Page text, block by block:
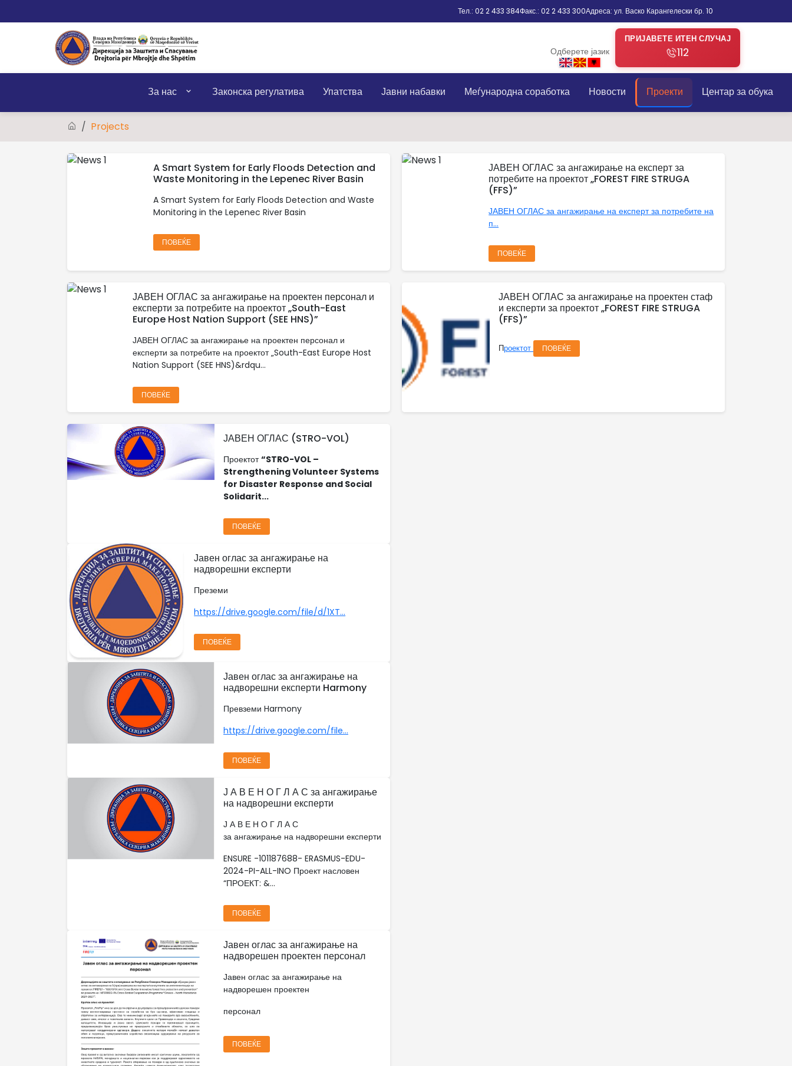
Тел.: 02 2 433 384Факс.: 02 2 433 300Адреса: ул. Васко Карангелески бр. 10
Одберете јазик
ПРИЈАВЕТЕ ИТЕН СЛУЧАЈ
112
За нас Законска регулатива Упатства Јавни набавки Меѓународна соработка Новости Проекти Центар за обука
Projects
A Smart System for Early Floods Detection and
Waste Monitoring in the Lepenec River Basin
A Smart System for Early Floods Detection and Waste
Monitoring in the Lepenec River Basin
ПОВЕЌЕ
ЈАВЕН ОГЛАС за ангажирање на експерт за
потребите на проектот „FOREST FIRE STRUGA
(FFS)”
ЈАВЕН ОГЛАС за ангажирање на експерт за потребите на
п...
ПОВЕЌЕ
ЈАВЕН ОГЛАС за ангажирање на проектен персонал и
експерти за потребите на проектот „South-East
Europe Host Nation Support (SEE HNS)”
ЈАВЕН ОГЛАС за ангажирање на проектен персонал и
експерти за потребите на проектот „South-East Europe Host
Nation Support (SEE HNS)&rdqu...
ПОВЕЌЕ
ЈАВЕН ОГЛАС за ангажирање на проектен стаф
и експерти за проектот „FOREST FIRE STRUGA
(FFS)”
Проектот ПОВЕЌЕ
ЈАВЕН ОГЛАС (STRO-VOL)
Проектот“STRO-VOL –
Strengthening Volunteer Systems
for Disaster Response and Social
Solidarit...
ПОВЕЌЕ
Јавен оглас за ангажирање на
надворешни експерти
Преземи
https://drive.google.com/file/d/1XT...
ПОВЕЌЕ
Јавен оглас за ангажирање на
надворешни експерти Harmony
Превземи Harmony
https://drive.google.com/file...
ПОВЕЌЕ
Ј А В Е Н О Г Л А С за ангажирање
на надворешни експерти
Ј А В Е Н О Г Л А С
за ангажирање на надворешни експерти
ENSURE -101187688- ERASMUS-EDU-
2024-PI-ALL-INO Проект насловен
“ПРОЕКТ: &...
ПОВЕЌЕ
Јавен оглас за ангажирање на
надворешен проектен персонал
Јавен оглас за ангажирање на
надворешен проектен
персонал
ПОВЕЌЕ